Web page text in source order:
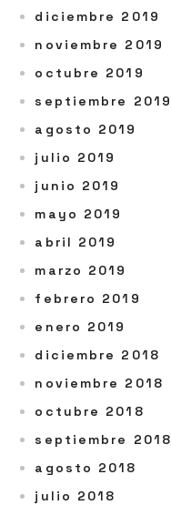
diciembre 2019
noviembre 2019
octubre 2019
septiembre 2019
agosto 2019
julio 2019
junio 2019
mayo 2019
abril 2019
marzo 2019
febrero 2019
enero 2019
diciembre 2018
noviembre 2018
octubre 2018
septiembre 2018
agosto 2018
julio 2018